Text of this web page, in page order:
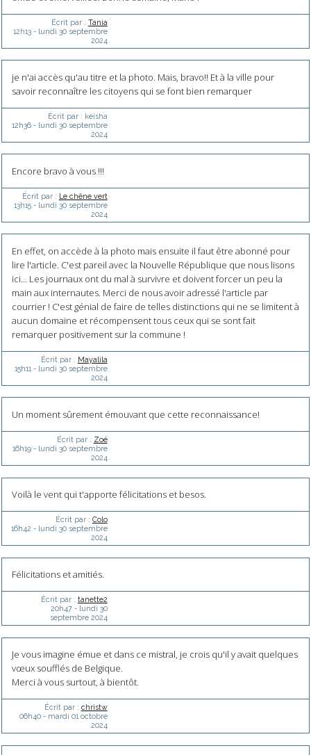
Écrit par : Tania
12h13- lundi 30 septembre
2024
je n'ai accès qu'au titre et la photo. Mais, bravo!! Et à la ville pour
savoir reconnaître les citoyens qui se font bien remarquer
Écrit par : keisha
12h36- lundi 30 septembre
2024
Encore bravo à vous !!!
Écrit par : Le chêne vert
13h15- lundi 30 septembre
2024
En effet, on accède à la photo mais ensuite il faut être abonné pour
lire l'article. C'est pareil avec la Nouvelle République que nous lisons
ici... Les journaux ont du mal à survivre et doivent forcer un peu la
main aux internautes. Merci de nous avoir adressé l'article par
courrier ! C'est génial de faire de telles distinctions qui ne se limitent à
aucun domaine et récompensent tous ceux qui se sont fait
remarquer positivement sur la commune !
Écrit par : Mayalila
15h11 - lundi 30 septembre
2024
Un moment sûrement émouvant que cette reconnaissance!
Écrit par : Zoé
16h19- lundi 30 septembre
2024
Voilà le vent qui t'apporte félicitations et besos.
Écrit par : Colo
16h42 - lundi 30 septembre
2024
Félicitations et amitiés.
Écrit par : tanette2
20h47- lundi 30
septembre 2024
Je vous imagine émue et dans ce mistral, je crois qu'il y avait quelques
vœux soufflés de Belgique.
Merci à vous surtout, à bientôt.
Écrit par : christw
06h40- mardi 01 octobre
2024